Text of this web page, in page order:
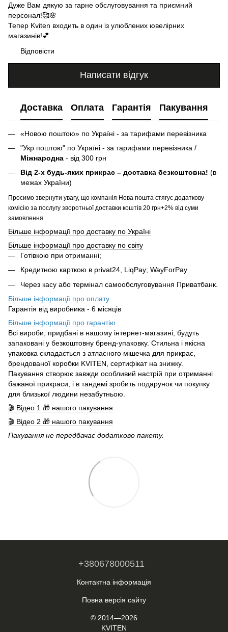
Дуже Вам дякую за гарне обслуговування та приємний
персонал!🥰🌸
Тепер Kviten входить в один із улюблених ювелірних
магазинів!💕
Відповісти
Написати відгук
Доставка Оплата Гарантія Пакування
«Новою поштою» по Україні - за тарифами перевізника
"Укр поштою" по Україні - за тарифами перевізника /
Міжнародна - від 300 грн
Від 2-х будь-яких прикрас – доставка безкоштовна! (в
межах України)
Просимо звернути увагу, що компанія Нова пошта стягує додаткову
комісію за послугу зворотньої доставки коштів 20 грн+2% від суми
замовлення
Більше інформації про доставку по Україні
Більше інформації про доставку по світу
Готівкою при отриманні;
Кредитною карткою в privat24, LiqPay; WayForPay
Через касу або термінал самообслуговування Приватбанк.
Більше інформації про оплату
Гарантія від виробника - 6 місяців
Більше інформації про гарантію
Всі вироби, придбані в нашому інтернет-магазині, будуть
запаковані у безкоштовну бренд-упаковку. Стильна і якісна
упаковка складається з атласного мішечка для прикрас,
брендованої коробки KVITEN, сертифікат на знижку.
Пакування створює завжди особливий настрій при отриманні
бажаної прикраси, і в тандемі зробить подарунок чи покупку
для близької людини незабутньою.
🎬 Відео 1 🎁 нашого пакування
🎬 Відео 2 🎁 нашого пакування
Пакування не передбачає додатково пакету.
+380678000511
Контактна інформація
Повна версія сайту
© 2014—2026
KVITEN